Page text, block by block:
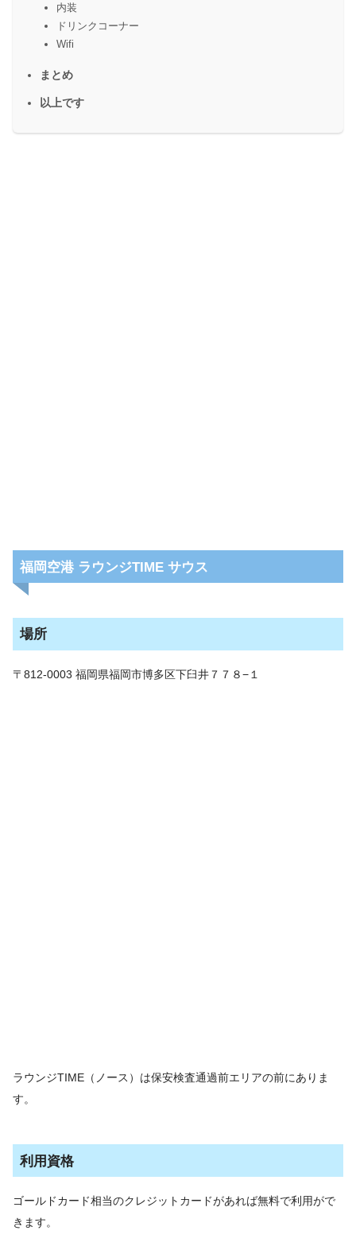
内装
ドリンクコーナー
Wifi
まとめ
以上です
福岡空港 ラウンジTIME サウス
場所
〒812-0003 福岡県福岡市博多区下臼井７７８−１
ラウンジTIME（ノース）は保安検査通過前エリアの前にありま
す。
利用資格
ゴールドカード相当のクレジットカードがあれば無料で利用がで
きます。